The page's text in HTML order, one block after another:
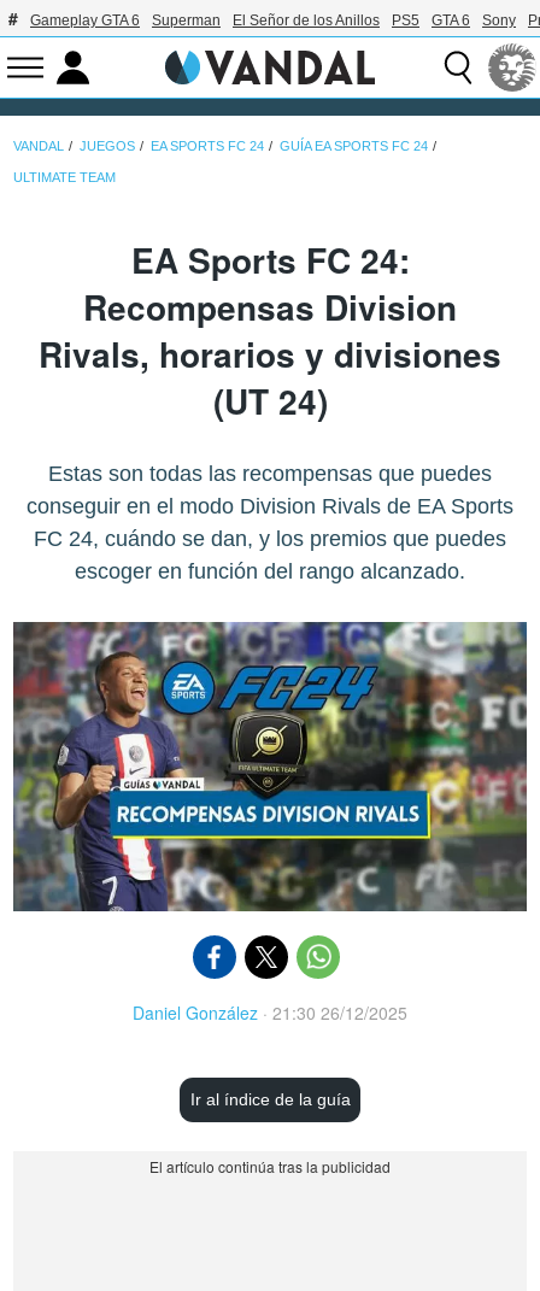
Gameplay GTA 6 Superman El Señor de los Anillos PS5 GTA 6 Sony
VANDAL JUEGOS EA SPORTS FC 24 GUÍA EA SPORTS FC 24
ULTIMATE TEAM
EA Sports FC 24:
Recompensas Division
Rivals, horarios y divisiones
(UT 24)
Estas son todas las recompensas que puedes
conseguir en el modo Division Rivals de EA Sports
FC 24, cuándo se dan, y los premios que puedes
escoger en función del rango alcanzado.
Daniel González · 21:30 26/12/2025
Ir al índice de la guía